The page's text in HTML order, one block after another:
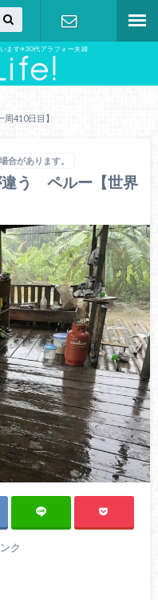
ます✈︎30代アラフォー夫婦
お問い合わ
410日目】
合があります。
違う ペルー【世界
ク